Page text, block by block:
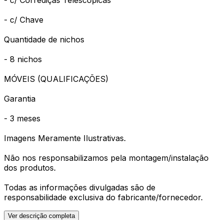
- c/ Chave
Quantidade de nichos
- 8 nichos
MÓVEIS (QUALIFICAÇÕES)
Garantia
- 3 meses
Imagens Meramente Ilustrativas.
Não nos responsabilizamos pela montagem/instalação
dos produtos.
Todas as informações divulgadas são de
responsabilidade exclusiva do fabricante/fornecedor.
Ver descrição completa